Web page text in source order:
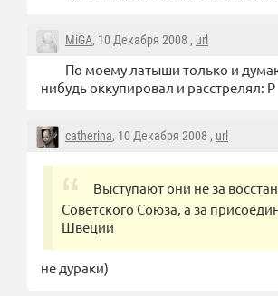
MiGA, 10 Декабря 2008 , url
По моему латыши только и
нибудь оккупировал и расстрелял: Р
catherina, 10 Декабря 2008 , url
Выступают они не за
Советского Союза, а за
Швеции
не дураки)